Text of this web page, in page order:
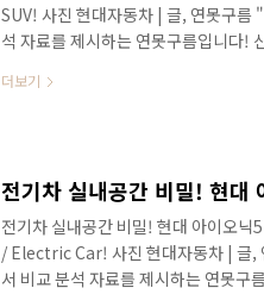
SUV! 사진 현대자동차 | 글, 연못구
석 자료를 제시하는 연못구름입니다!
보이지 않네요? 만약에 친환경 혜택까
더보기
전기차 실내공간 비밀! 현대 아이오
/ Electric Car! 사진 현대자동차 | 글,
서 비교 분석 자료를 제시하는 연못